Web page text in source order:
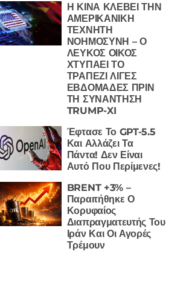
Η ΚΙΝΑ ΚΛΕΒΕΙ ΤΗΝ
ΑΜΕΡΙΚΑΝΙΚΗ
ΤΕΧΝΗΤΗ
ΝΟΗΜΟΣΥΝΗ – Ο
ΛΕΥΚΟΣ ΟΙΚΟΣ
ΧΤΥΠΑΕΙ ΤΟ
ΤΡΑΠΕΖΙ ΛΙΓΕΣ
ΕΒΔΟΜΑΔΕΣ ΠΡΙΝ
ΤΗ ΣΥΝΑΝΤΗΣΗ
TRUMP-XI
Έφτασε Το GPT-5.5
Και Αλλάζει Τα
Πάντα! Δεν Είναι
Αυτό Που Περίμενες!
BRENT +3% –
Παραιτήθηκε Ο
Κορυφαίος
Διαπραγματευτής Του
Ιράν Και Οι Αγορές
Τρέμουν